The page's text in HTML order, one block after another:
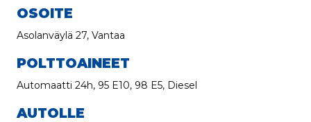
OSOITE
Asolanväylä 27, Vantaa
POLTTOAINEET
Automaatti 24h, 95 E10, 98 E5, Diesel
AUTOLLE